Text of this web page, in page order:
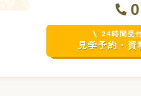
24時間受
見学予約・資